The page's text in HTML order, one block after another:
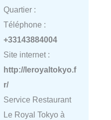
Quartier :
Téléphone :
+33143884004
Site internet :
http://leroyaltokyo.f
r/
Service Restaurant
Le Royal Tokyo à